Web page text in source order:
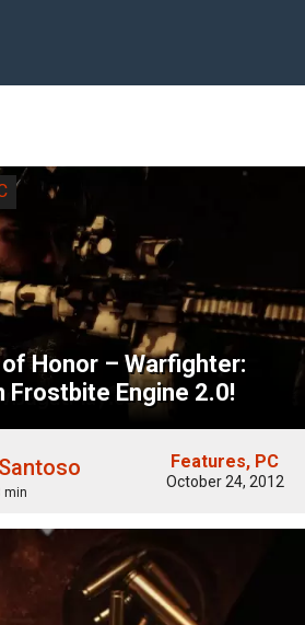
Honor – Warfighter:
Frostbite Engine 2.0!
min
Features PC
October 24, 2012